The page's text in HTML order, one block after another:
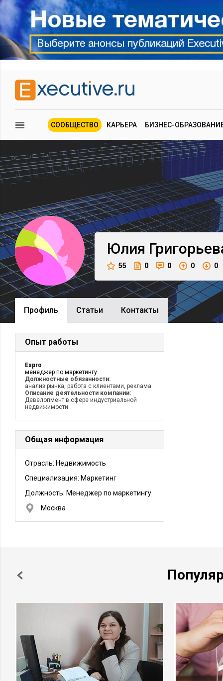
СООБЩЕСТВО КАРЬЕРА БИЗНЕС-
Юлия
55 0 0 0 0
Профиль Cтатьи Контакты
Опыт работы
Espro
менеджер по маркетингу
Должностные обязанности:
анализ рынка, работа с клиентами, реклама
Описание деятельности компании:
Девелопмент в сфере индустриальной
недвижимости
Общая информация
Отрасль: Недвижимость
Специализация: Маркетинг
Должность: Менеджер по маркетингу
Москва